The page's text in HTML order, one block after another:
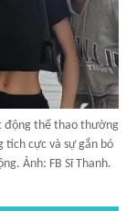
động thể thao thường
tích cực và sự gắn bó
Ảnh: FB Sĩ Thanh.